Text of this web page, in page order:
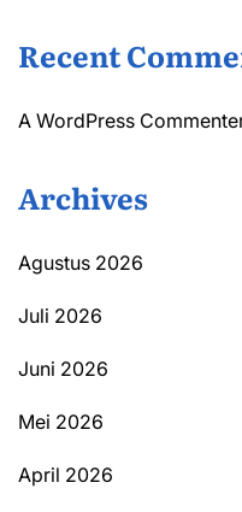
Recent
A WordPress
Archives
Agustus 2026
Juli 2026
Juni 2026
Mei 2026
April 2026